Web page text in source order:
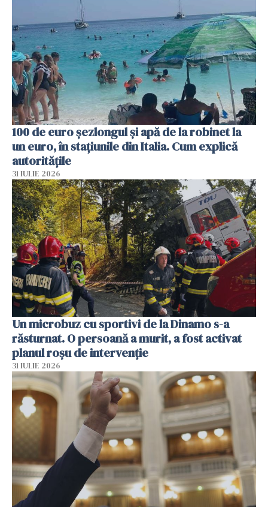
100 de euro șezlongul și apă de la robinet la
un euro, în stațiunile din Italia. Cum explică
autoritățile
31 IULIE 2026
Un microbuz cu sportivi de la Dinamo s-a
răsturnat. O persoană a murit, a fost activat
planul roșu de intervenție
31 IULIE 2026